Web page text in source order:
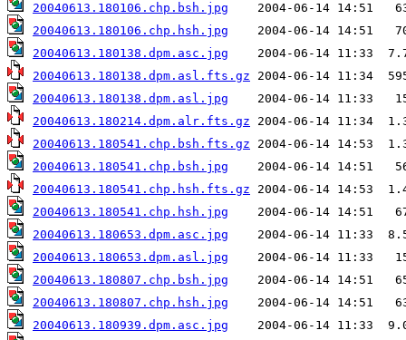
20040613.180106.chp.bsh.jpg
20040613.180106.chp.hsh.jpg
20040613.180138.dpm.asc.jpg
20040613.180138.dpm.asl.fts.gz
20040613.180138.dpm.asl.jpg
20040613.180214.dpm.alr.fts.gz
20040613.180541.chp.bsh.fts.gz
20040613.180541.chp.bsh.jpg
20040613.180541.chp.hsh.fts.gz
20040613.180541.chp.hsh.jpg
20040613.180653.dpm.asc.jpg
20040613.180653.dpm.asl.jpg
20040613.180807.chp.bsh.jpg
20040613.180807.chp.hsh.jpg
20040613.180939.dpm.asc.jpg